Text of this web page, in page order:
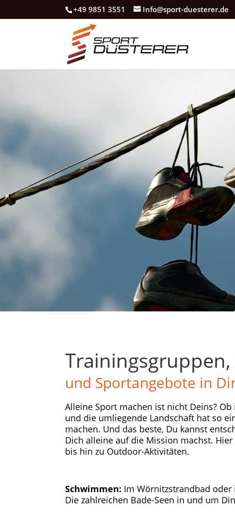
+49 9851 3551 Info@sport-duesterer.de
und Sportangebote in
Alleine Sport machen ist nicht Deins?
und die umliegende Landschaft hat so
machen. Und das beste, Du kannst
Dich alleine auf die Mission machst.
bis hin zu Outdoor-Aktivitäten.
Schwimmen: Im Wörnitzstrandbad
Die zahlreichen Bade-Seen in und um